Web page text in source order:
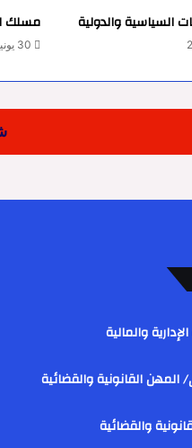
السياسية والدولية مسلك
30 يونيو 2024
والمالية
المهن القانونية والقضائية
والقضائية